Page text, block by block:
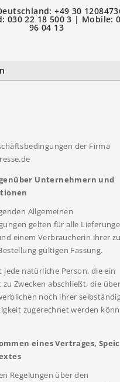
+49 30
030 22 18 500 3 | Mobile:
96 04 13
der Firma
Unternehmern und
Allgemeinen
gelten für alle
einem Verbraucherin ihrer
gültigen Fassung.
jede natürliche Person, die ein
zu Zwecken abschließt, die
noch ihrer
zugerechnet werden
eines Vertrages,
Regelungen über den